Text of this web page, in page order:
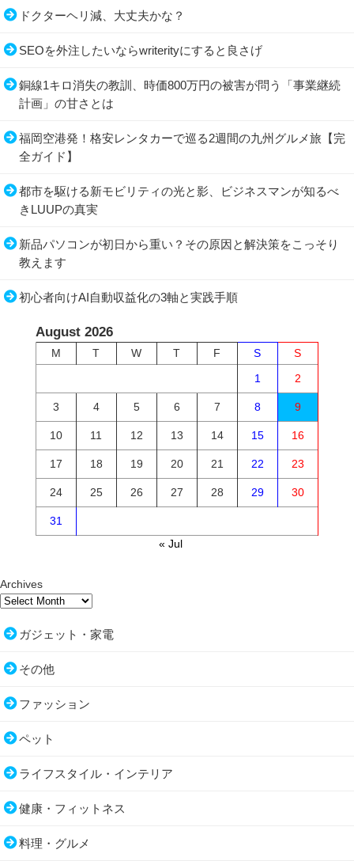
ドクターヘリ減、大丈夫かな？
SEOを外注したいならwriterityにすると良さげ
銅線1キロ消失の教訓、時価800万円の被害が問う「事業継続
計画」の甘さとは
福岡空港発！格安レンタカーで巡る2週間の九州グルメ旅【完
全ガイド】
都市を駆ける新モビリティの光と影、ビジネスマンが知るべ
きLUUPの真実
新品パソコンが初日から重い？その原因と解決策をこっそり
教えます
初心者向けAI自動収益化の3軸と実践手順
August 2026
M T W T F S
S
1
2
3 4 5 6 7 8 9
10 11 12 13 14 15 16
17 18 19 20 21 22 23
24 25 26 27 28 29 30
31
« Jul
Archives
ガジェット・家電
その他
ファッション
ペット
ライフスタイル・インテリア
健康・フィットネス
料理・グルメ